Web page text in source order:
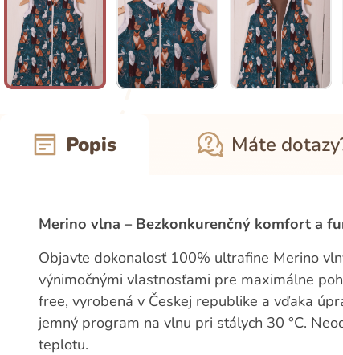
Popis Máte
Merino vlna – Bezkonkurenčný komfort a
Objavte dokonalosť 100% ultrafine Merino
výnimočnými vlastnosťami pre maximálne
free, vyrobená v Českej republike a vďaka
jemný program na vlnu pri stálych 30 °C.
teplotu.